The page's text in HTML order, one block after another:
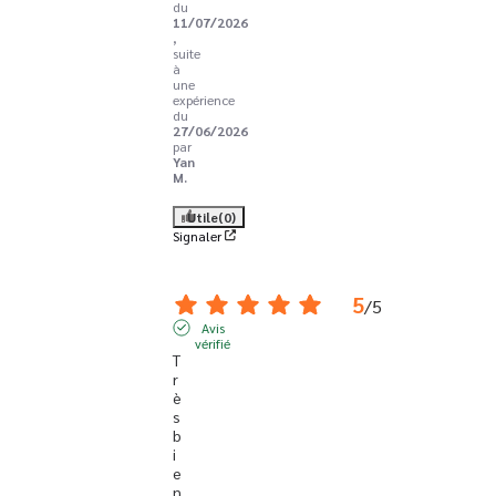
du
11/07/2026
,
suite
à
une
expérience
du
27/06/2026
par
Yan
M.
Utile(0)
Signaler
5/5
Avis
vérifié
T
r
è
s
b
i
e
n